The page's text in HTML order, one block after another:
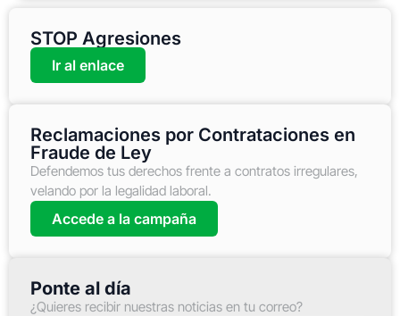
STOP Agresiones
Ir al enlace
Reclamaciones por Contrataciones en
Fraude de Ley
Defendemos tus derechos frente a contratos irregulares,
velando por la legalidad laboral.
Accede a la campaña
Ponte al día
¿Quieres recibir nuestras noticias en tu correo?